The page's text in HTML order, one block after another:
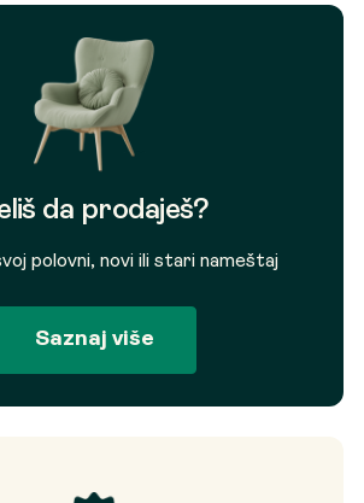
da prodaješ?
polovni, novi ili stari nameštaj
Saznaj više